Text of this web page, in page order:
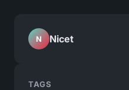
N Nicet
TAGS